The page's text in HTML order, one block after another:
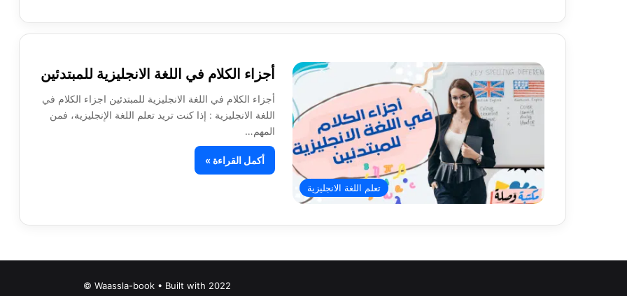
تعلم اللغة الانجليزية
أجزاء الكلام في اللغة الانجليزية للمبتدئين
أجزاء الكلام في اللغة الانجليزية للمبتدئين اجزاء الكلام في
اللغة الانجليزية : إذا كنت تريد تعلم اللغة الإنجليزية، فمن
المهم…
أكمل القراءة »
Waassla-book • Built with 2022 ©